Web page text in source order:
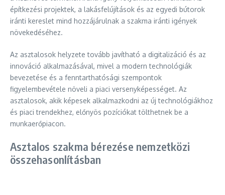
építkezési projektek, a lakásfelújítások és az egyedi bútorok
iránti kereslet mind hozzájárulnak a szakma iránti igények
növekedéséhez.
Az asztalosok helyzete tovább javítható a digitalizáció és az
innováció alkalmazásával, mivel a modern technológiák
bevezetése és a fenntarthatósági szempontok
figyelembevétele növeli a piaci versenyképességet. Az
asztalosok, akik képesek alkalmazkodni az új technológiákhoz
és piaci trendekhez, előnyös pozíciókat tölthetnek be a
munkaerőpiacon.
Asztalos szakma bérezése nemzetközi
összehasonlításban